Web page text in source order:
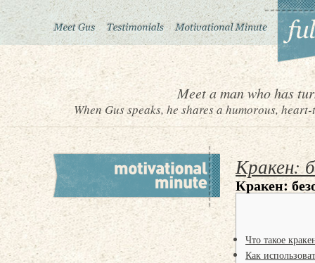
Meet a man who has
When Gus speaks, he shares a humorous,
Кракен:
Кракен:
Что такое
Как